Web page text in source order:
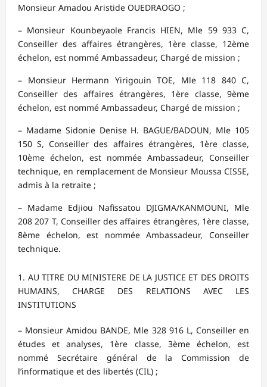
Monsieur Amadou Aristide OUEDRAOGO ;
– Monsieur Kounbeyaole Francis HIEN, Mle 59 933 C,
Conseiller des affaires étrangères, 1ère classe, 12ème
échelon, est nommé Ambassadeur, Chargé de mission ;
– Monsieur Hermann Yirigouin TOE, Mle 118 840 C,
Conseiller des affaires étrangères, 1ère classe, 9ème
échelon, est nommé Ambassadeur, Chargé de mission ;
– Madame Sidonie Denise H. BAGUE/BADOUN, Mle 105
150 S, Conseiller des affaires étrangères, 1ère classe,
10ème échelon, est nommée Ambassadeur, Conseiller
technique, en remplacement de Monsieur Moussa CISSE,
admis à la retraite ;
– Madame Edjiou Nafissatou DJIGMA/KANMOUNI, Mle
208 207 T, Conseiller des affaires étrangères, 1ère classe,
8ème échelon, est nommée Ambassadeur, Conseiller
technique.
AU TITRE DU MINISTERE DE LA JUSTICE ET DES DROITS
HUMAINS, CHARGE DES RELATIONS AVEC LES
INSTITUTIONS
– Monsieur Amidou BANDE, Mle 328 916 L, Conseiller en
études et analyses, 1ère classe, 3ème échelon, est
nommé Secrétaire général de la Commission de
l’informatique et des libertés (CIL) ;